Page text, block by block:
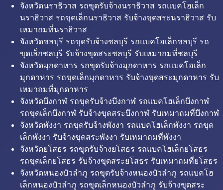
จังหวัดนราธิวาส รถขุดรับจ้างนราธิวาส รถแบคโฮเล็ก
นราธิวาส รถขุดเล็กนราธิวาส รับจ้างขุดสระนราธิวาส รับ
เหมาถมที่นราธิวาส
จังหวัดชลบุรี รถขุดรับจ้างชลบุรี รถแบคโฮเล็กชลบุรี รถ
ขุดเล็กชลบุรี รับจ้างขุดสระชลบุรี รับเหมาถมที่ชลบุรี
จังหวัดมุกดาหาร รถขุดรับจ้างมุกดาหาร รถแบคโฮเล็ก
มุกดาหาร รถขุดเล็กมุกดาหาร รับจ้างขุดสระมุกดาหาร รับ
เหมาถมที่มุกดาหาร
จังหวัดบึงกาฬ รถขุดรับจ้างบึงกาฬ รถแบคโฮเล็กบึงกาฬ
รถขุดเล็กบึงกาฬ รับจ้างขุดสระบึงกาฬ รับเหมาถมที่บึงกาฬ
จังหวัดพังงา รถขุดรับจ้างพังงา รถแบคโฮเล็กพังงา รถขุด
เล็กพังงา รับจ้างขุดสระพังงา รับเหมาถมที่พังงา
จังหวัดยโสธร รถขุดรับจ้างยโสธร รถแบคโฮเล็กยโสธร
รถขุดเล็กยโสธร รับจ้างขุดสระยโสธร รับเหมาถมที่ยโสธร
จังหวัดหนองบัวลำภู รถขุดรับจ้างหนองบัวลำภู รถแบคโฮ
เล็กหนองบัวลำภู รถขุดเล็กหนองบัวลำภู รับจ้างขุดสระ